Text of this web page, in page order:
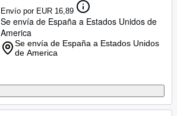
Envío por EUR 16,89
Se envía de España a Estados Unidos de
America
Se envía de España a Estados Unidos
de America